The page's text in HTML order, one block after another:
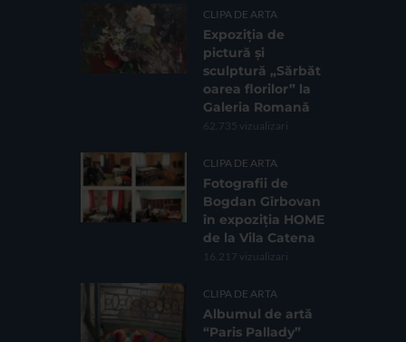
CLIPA DE ARTA
Expoziția de
pictură și
sculptură „Sărbăt
oarea florilor” la
Galeria Romană
62.735 vizualizari
CLIPA DE ARTA
Fotografii de
Bogdan Gîrbovan
în expoziția HOME
de la Vila Catena
16.217 vizualizari
CLIPA DE ARTA
Albumul de artă
“Paris Pallady”